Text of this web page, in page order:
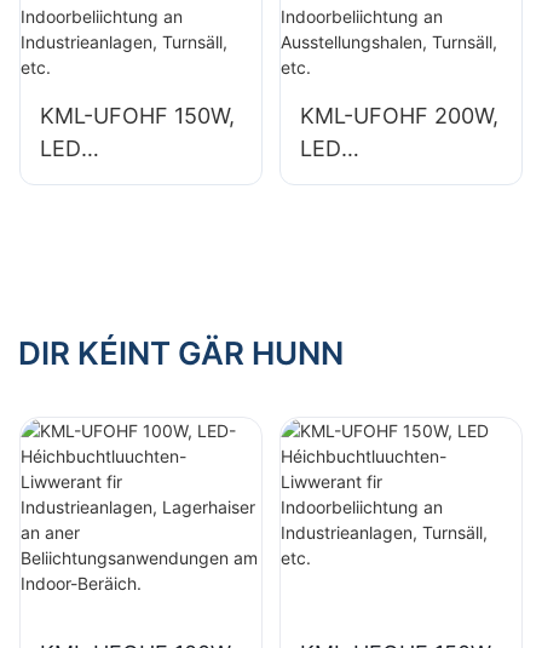
aner
Beliichtungsanwen
dungen am Indoor-
Beräich.
aner
Beliichtungsanwen
dungen am Indoor-
Beräich.
KML-UFOHF 150W,
LED
Héichbuchtluuchte
Turnsäll, etc.
KML-UFOHF 200W,
LED
Héichbuchtluuchte
Turnsäll, etc.
DIR KÉINT GÄR HUNN